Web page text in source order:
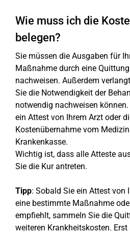
Wie muss ich die
belegen?
Sie müssen die Ausgaben für
Maßnahme durch eine
nachweisen. Außerdem
Sie die Notwendigkeit der
notwendig nachweisen
ein Attest von Ihrem Arzt oder
Kostenübernahme vom
Krankenkasse.
Wichtig ist, dass alle Atteste
Sie die Kur antreten.
Tipp: Sobald Sie ein Attest von
eine bestimmte Maßnahme
empfiehlt, sammeln Sie die
weiteren Krankheitskosten.